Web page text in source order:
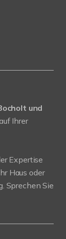
und
Ihrer
Expertise
Haus oder
Sprechen Sie